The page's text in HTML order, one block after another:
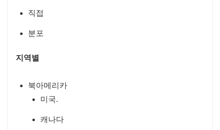
직접
분포
지역별
북아메리카
미국.
캐나다